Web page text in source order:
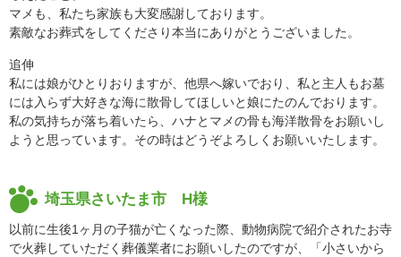
マメも、私たち家族も大変感謝しております。
素敵なお葬式をしてくださり本当にありがとうございました。
追伸
私には娘がひとりおりますが、他県へ嫁いでおり、私と主人もお墓
には入らず大好きな海に散骨してほしいと娘にたのんでおります。
私の気持ちが落ち着いたら、ハナとマメの骨も海洋散骨をお願いし
ようと思っています。その時はどうぞよろしくお願いいたします。
埼玉県さいたま市 H様
以前に生後1ヶ月の子猫が亡くなった際、動物病院で紹介されたお寺
で火葬していただく葬儀業者にお願いしたのですが、「小さいから